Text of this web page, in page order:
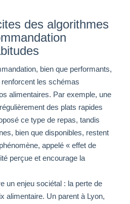
des algorithmes
bien que performants,
les schémas
alimentaires. Par exemple, une
des plats rapides
ce type de repas, tandis
bien que disponibles, restent
appelé « effet de
perçue et encourage la
un enjeu sociétal : la perte de
alimentaire. Un parent à Lyon,